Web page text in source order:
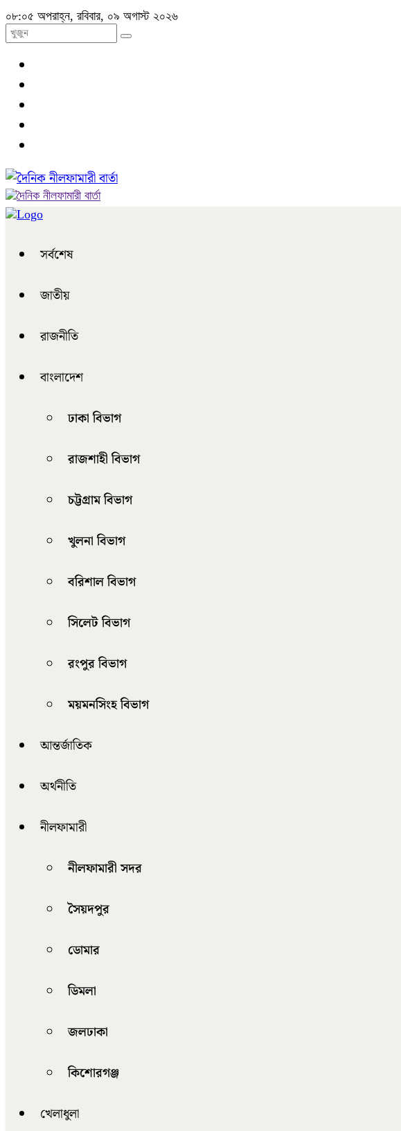
০৮:০৫ অপরাহ্ন, রবিবার, ০৯ অগাস্ট ২০২৬
সর্বশেষ
জাতীয়
রাজনীতি
বাংলাদেশ
ঢাকা বিভাগ
রাজশাহী বিভাগ
চট্টগ্রাম বিভাগ
খুলনা বিভাগ
বরিশাল বিভাগ
সিলেট বিভাগ
রংপুর বিভাগ
ময়মনসিংহ বিভাগ
আন্তর্জাতিক
অর্থনীতি
নীলফামারী
নীলফামারী সদর
সৈয়দপুর
ডোমার
ডিমলা
জলঢাকা
কিশোরগঞ্জ
খেলাধুলা